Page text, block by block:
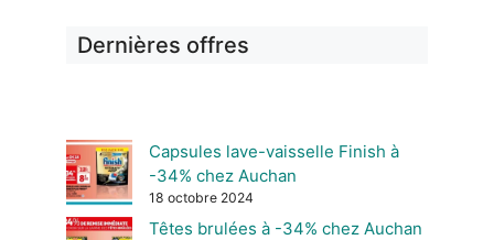
Dernières offres
Capsules lave-vaisselle Finish à
-34% chez Auchan
18 octobre 2024
Têtes brulées à -34% chez Auchan